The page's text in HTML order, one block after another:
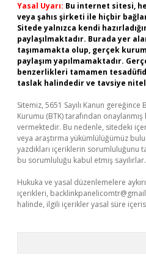
Yasal Uyarı: Bu internet sitesi,
veya şahıs şirketi ile hiçbir
Sitede yalnızca kendi
paylaşılmaktadır. Burada yer
taşımamakta olup, gerçek
paylaşım yapılmamaktadır.
benzerlikleri tamamen
taslak halindedir ve tavsiye
Sitemiz, 5651 Sayılı Kanun
Kurumu (BTK) tarafından
vermektedir. Bu nedenle, sitedeki
veya araştırma yükümlülüğümüz
yazdıkları içeriklerin sorumluluğunu
bu sorumluluğu kabul etmiş sayılırlar.
Hukuka ve yasal düzenlemelere
içerikleri,
halinde, ilgili içerikler yasal süre